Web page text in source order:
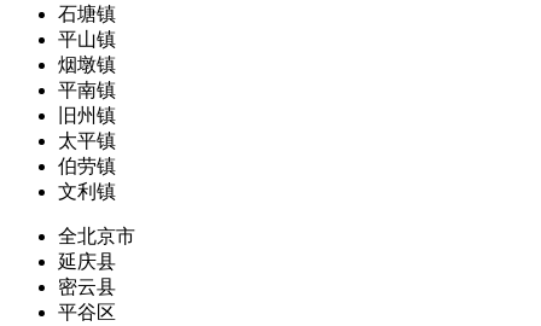
石塘镇
平山镇
烟墩镇
平南镇
旧州镇
太平镇
伯劳镇
文利镇
全北京市
延庆县
密云县
平谷区